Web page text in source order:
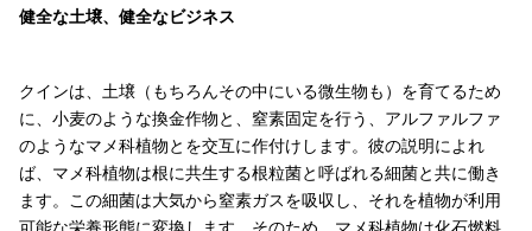
健全な土壌、健全なビジネス
クインは、土壌（もちろんその中にいる微生物も）を育てるため
に、小麦のような換金作物と、窒素固定を行う、アルファルファ
のようなマメ科植物とを交互に作付けします。彼の説明によれ
ば、マメ科植物は根に共生する根粒菌と呼ばれる細菌と共に働き
ます。この細菌は大気から窒素ガスを吸収し、それを植物が利用